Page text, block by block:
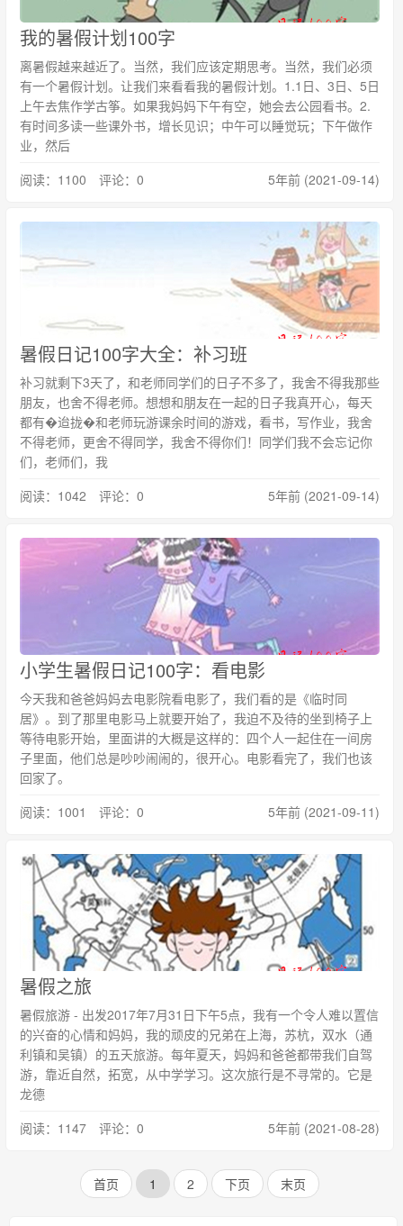
我的暑假计划100字
离暑假越来越近了。当然，我们应该定期思考。当然，我们必须
有一个暑假计划。让我们来看看我的暑假计划。1.1日、3日、5日
上午去焦作学古筝。如果我妈妈下午有空，她会去公园看书。2.
有时间多读一些课外书，增长见识；中午可以睡觉玩；下午做作
业，然后
阅读：1100 评论：0
5年前 (2021-09-14)
暑假日记100字大全：补习班
补习就剩下3天了，和老师同学们的日子不多了，我舍不得我那些
朋友，也舍不得老师。想想和朋友在一起的日子我真开心，每天
都有�迨拢�和老师玩游课余时间的游戏，看书，写作业，我舍
不得老师，更舍不得同学，我舍不得你们！同学们我不会忘记你
们，老师们，我
阅读：1042 评论：0
5年前 (2021-09-14)
小学生暑假日记100字：看电影
今天我和爸爸妈妈去电影院看电影了，我们看的是《临时同
居》。到了那里电影马上就要开始了，我迫不及待的坐到椅子上
等待电影开始，里面讲的大概是这样的：四个人一起住在一间房
子里面，他们总是吵吵闹闹的，很开心。电影看完了，我们也该
回家了。
阅读：1001 评论：0
5年前 (2021-09-11)
暑假之旅
暑假旅游 - 出发2017年7月31日下午5点，我有一个令人难以置信
的兴奋的心情和妈妈，我的顽皮的兄弟在上海，苏杭，双水（通
利镇和吴镇）的五天旅游。每年夏天，妈妈和爸爸都带我们自驾
游，靠近自然，拓宽，从中学学习。这次旅行是不寻常的。它是
龙德
阅读：1147 评论：0
5年前 (2021-08-28)
首页 1 2 下页 末页